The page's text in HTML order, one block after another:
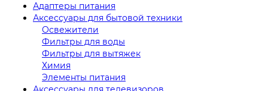
Адаптеры питания
Аксессуары для бытовой техники
Освежители
Фильтры для воды
Фильтры для вытяжек
Химия
Элементы питания